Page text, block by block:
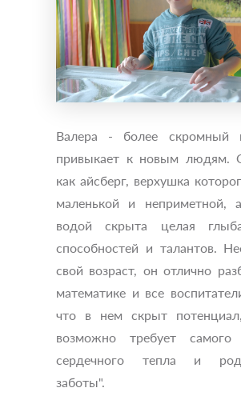
Валера - более скромный
привыкает к новым людям.
как айсберг, верхушка
маленькой и неприметной,
водой скрыта целая
способностей и талантов.
свой возраст, он отлично
математике и все
что в нем скрыт
возможно требует самого
сердечного тепла и
заботы".